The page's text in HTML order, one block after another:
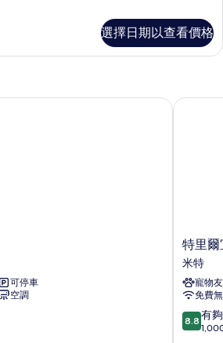
選擇日期以查看價格
可停車
空調
特
里
爾
宜
必
思
尚
特里爾
米特
寵物
免費
8.8
分，
8.8 有
特里爾